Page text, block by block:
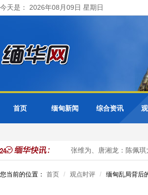
今天是： 2026年08月09日 星期日
首页 缅甸新闻 综合资讯
务合作会议 张维为、唐湘龙：陈佩琪
您当前的位置： 首页 观点时评 缅甸乱局背后